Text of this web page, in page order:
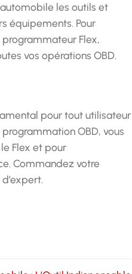
les outils et
équipements. Pour
Flex,
vos opérations OBD.
pour tout utilisateur
OBD, vous
Flex et pour
Commandez votre